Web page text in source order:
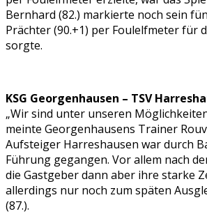
Bernhard (82.) markierte noch sein
Prächter (90.+1) per Foulelfmeter für
sorgte.
KSG Georgenhausen – TSV
„Wir sind unter unseren
meinte Georgenhausens Trainer
Aufsteiger Harreshausen war durch
Führung gegangen. Vor allem nach
die Gastgeber dann aber ihre starke
allerdings nur noch zum späten
(87.).